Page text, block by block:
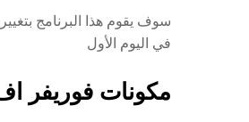
في اليوم الأول
مكونات فوريفر اف